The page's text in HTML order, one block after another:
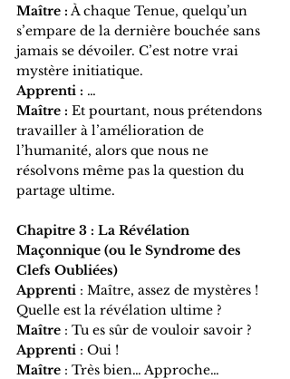
Maître : À chaque Tenue, quelqu’un
s’empare de la dernière bouchée sans
jamais se dévoiler. C’est notre vrai
mystère initiatique.
Apprenti : …
Maître : Et pourtant, nous prétendons
travailler à l’amélioration de
l’humanité, alors que nous ne
résolvons même pas la question du
partage ultime.
Chapitre 3 : La Révélation
Maçonnique (ou le Syndrome des
Clefs Oubliées)
Apprenti : Maître, assez de mystères !
Quelle est la révélation ultime ?
Maître : Tu es sûr de vouloir savoir ?
Apprenti : Oui !
Maître : Très bien… Approche…